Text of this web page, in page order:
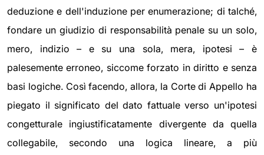
deduzione e dell'induzione per enumerazione; di talché,
fondare un giudizio di responsabilità penale su un solo,
mero, indizio – e su una sola, mera, ipotesi – è
palesemente erroneo, siccome forzato in diritto e senza
basi logiche. Così facendo, allora, la Corte di Appello ha
piegato il significato del dato fattuale verso un'ipotesi
congetturale ingiustificatamente divergente da quella
collegabile, secondo una logica lineare, a più